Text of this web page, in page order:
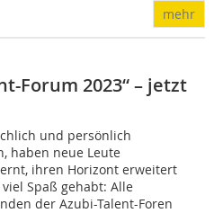
mehr
Forum 2023“ – jetzt
und persönlich
haben neue Leute
ihren Horizont erweitert
Spaß gehabt: Alle
der Azubi-Talent-Foren